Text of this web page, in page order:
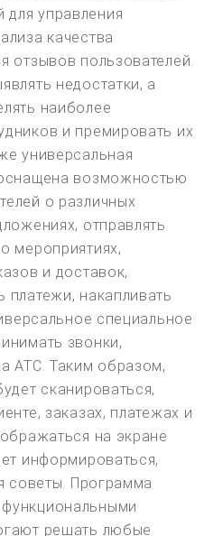
управления
качества
отзывов пользователей.
недостатки, а
наиболее
и премировать их
универсальная
возможностью
о различных
отправлять
мероприятиях,
и доставок,
платежи, накапливать
специальное
звонки,
АТС. Таким образом,
сканироваться,
заказах, платежах и
на экране
информироваться,
советы. Программа
решать любые